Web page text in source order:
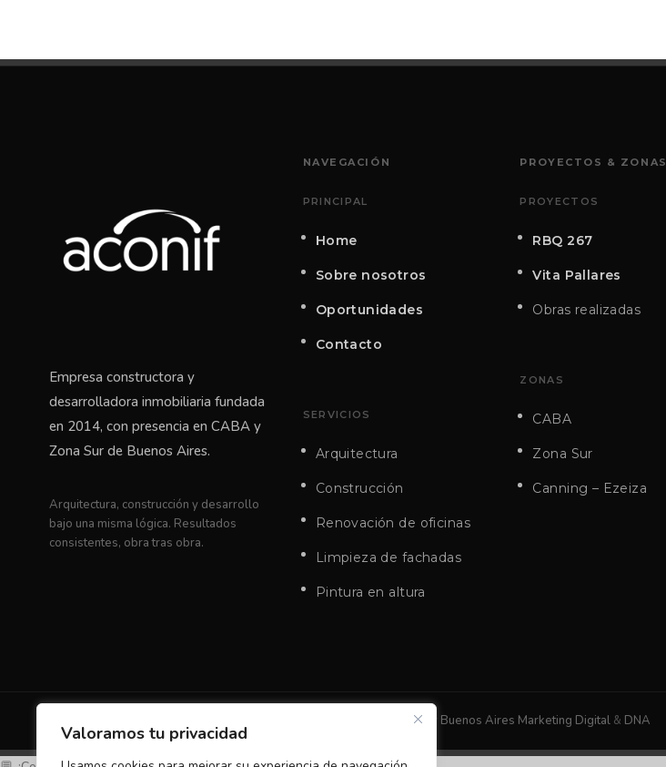
Valoramos tu privacidad
Empresa constructora y
desarrolladora inmobiliaria fundada
en 2014, con presencia en CABA y
Zona Sur de Buenos Aires.
Arquitectura, construcción y desarrollo
bajo una misma lógica. Resultados
consistentes, obra tras obra.
NAVEGACIÓN
PRINCIPAL
Home
Sobre nosotros
Oportunidades
Contacto
SERVICIOS
Arquitectura
Construcción
Renovación de oficinas
Limpieza de fachadas
Pintura en altura
PROYECTOS & ZONAS
PROYECTOS
RBQ 267
Vita Pallares
Obras realizadas
ZONAS
CABA
Zona Sur
Canning – Ezeiza
© 2025 ACONIF. Todos los derechos reservados | Designed with ❤️ by Buenos Aires Marketing Digital& DNA